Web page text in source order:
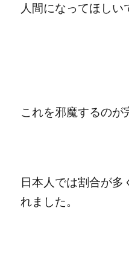
人間になってほしい
これを邪魔するのが
日本人では割合が多
れました。